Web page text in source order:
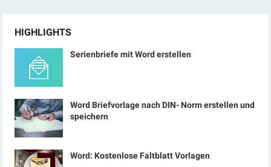
HIGHLIGHTS
Serienbriefe mit Word erstellen
Word Briefvorlage nach DIN- Norm erstellen und
speichern
Word: Kostenlose Faltblatt Vorlagen